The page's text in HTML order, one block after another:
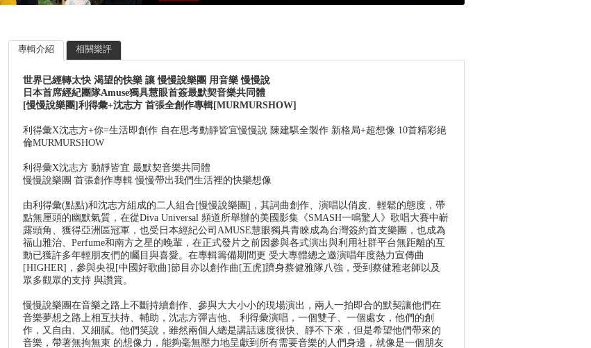
專輯介紹 相關樂評
世界已經轉太快 渴望的快樂 讓 慢慢說樂團 用音樂 慢慢說
日本首席經紀團隊Amuse獨具慧眼首簽最默契音樂共同體
[慢慢說樂團]利得彙+沈志方 首張全創作專輯[MURMURSHOW]
利得彙X沈志方+你=生活即創作 自在思考動靜皆宜慢慢說 陳建騏全製作 新格局+超想像 10首精彩絕
倫MURMURSHOW
利得彙X沈志方 動靜皆宜 最默契音樂共同體
慢慢說樂團 首張創作專輯 慢慢帶出我們生活裡的快樂想像
由利得彙(點點)和沈志方組成的二人組合[慢慢說樂團]，其詞曲創作、演唱以俏皮、輕鬆的態度，帶
點無厘頭的幽默氣質，在從Diva Universal 頻道所舉辦的美國影集《SMASH一鳴驚人》歌唱大賽中嶄
露頭角、獲得亞洲區冠軍，也受日本經紀公司AMUSE慧眼獨具青睞成為台灣簽約首支樂團，也成為
福山雅治、Perfume和南方之星的晚輩，在正式發片之前因參與各式演出與利用社群平台無距離的互
動已獲許多年輕朋友們的矚目與喜愛。在專輯籌備期間更 受大專體總之邀演唱年度熱力宣傳曲
[HIGHER]，參與央視[中國好歌曲]節目亦以創作曲[五虎]躋身蔡健雅隊八強，受到蔡健雅老師以及
眾多觀眾的支持 與讚賞。
慢慢說樂團在音樂之路上不斷持續創作、參與大大小小的現場演出，兩人一拍即合的默契讓他們在
音樂夢想之路上相互扶持、輔助，沈志方彈吉他、 利得彙演唱，一個雙子、一個處女，他們的創
作，又自由、又細膩。他們笑說，雖然兩個人總是講話速度很快、靜不下來，但是希望他們帶來的
音樂，帶著無拘無束 的想像力，能夠毫無壓力地呈獻到所有需要音樂的人們身邊，就像是一個朋友